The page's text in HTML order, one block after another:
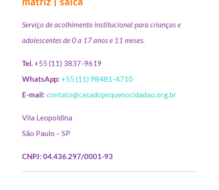
Serviço de acolhimento institucional para crianças e
adolescentes de 0 a 17 anos e 11 meses.
Tel.+55 (11) 3837-9619
WhatsApp: +55 (11) 98481-4710
E-mail: contato@casadopequenocidadao.org.br
Vila Leopoldina
São Paulo – SP
CNPJ: 04.436.297/0001-93